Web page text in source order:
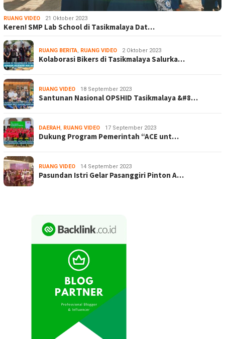
RUANG VIDEO 21 Oktober 2023
Keren! SMP Lab School di Tasikmalaya Dat…
RUANG BERITA, RUANG VIDEO 2 Oktober 2023
Kolaborasi Bikers di Tasikmalaya Salurka…
RUANG VIDEO 18 September 2023
Santunan Nasional OPSHID Tasikmalaya &#8…
DAERAH , RUANG VIDEO 17 September 2023
Dukung Program Pemerintah “ACE unt…
RUANG VIDEO 14 September 2023
Pasundan Istri Gelar Pasanggiri Pinton A…